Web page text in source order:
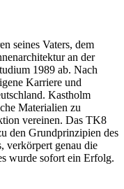
seines Vaters, dem
an der
1989 ab. Nach
Karriere und
Kastholm
Materialien zu
vereinen. Das TK8
den Grundprinzipien des
verkörpert genau die
wurde sofort ein Erfolg.